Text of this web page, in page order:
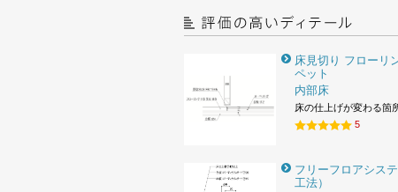
床見切り フローリ
ペット
内部床
床の仕上げが変わる箇
5
フリーフロアシス
工法）